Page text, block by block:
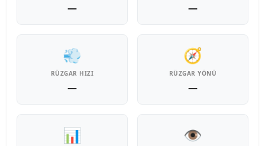
— —
💨
RÜZGAR HIZI
—
🧭
RÜZGAR YÖNÜ
—
📊 👁️